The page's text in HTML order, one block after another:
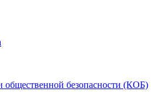
безопасности (КОБ)